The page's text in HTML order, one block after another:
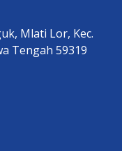
Mlati Lor, Kec.
Tengah 59319